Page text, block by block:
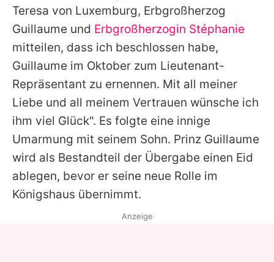
Teresa von Luxemburg, Erbgroßherzog
Guillaume und Erbgroßherzogin Stéphanie
mitteilen, dass ich beschlossen habe,
Guillaume im Oktober zum Lieutenant-
Repräsentant zu ernennen. Mit all meiner
Liebe und all meinem Vertrauen wünsche ich
ihm viel Glück". Es folgte eine innige
Umarmung mit seinem Sohn. Prinz Guillaume
wird als Bestandteil der Übergabe einen Eid
ablegen, bevor er seine neue Rolle im
Königshaus übernimmt.
Anzeige